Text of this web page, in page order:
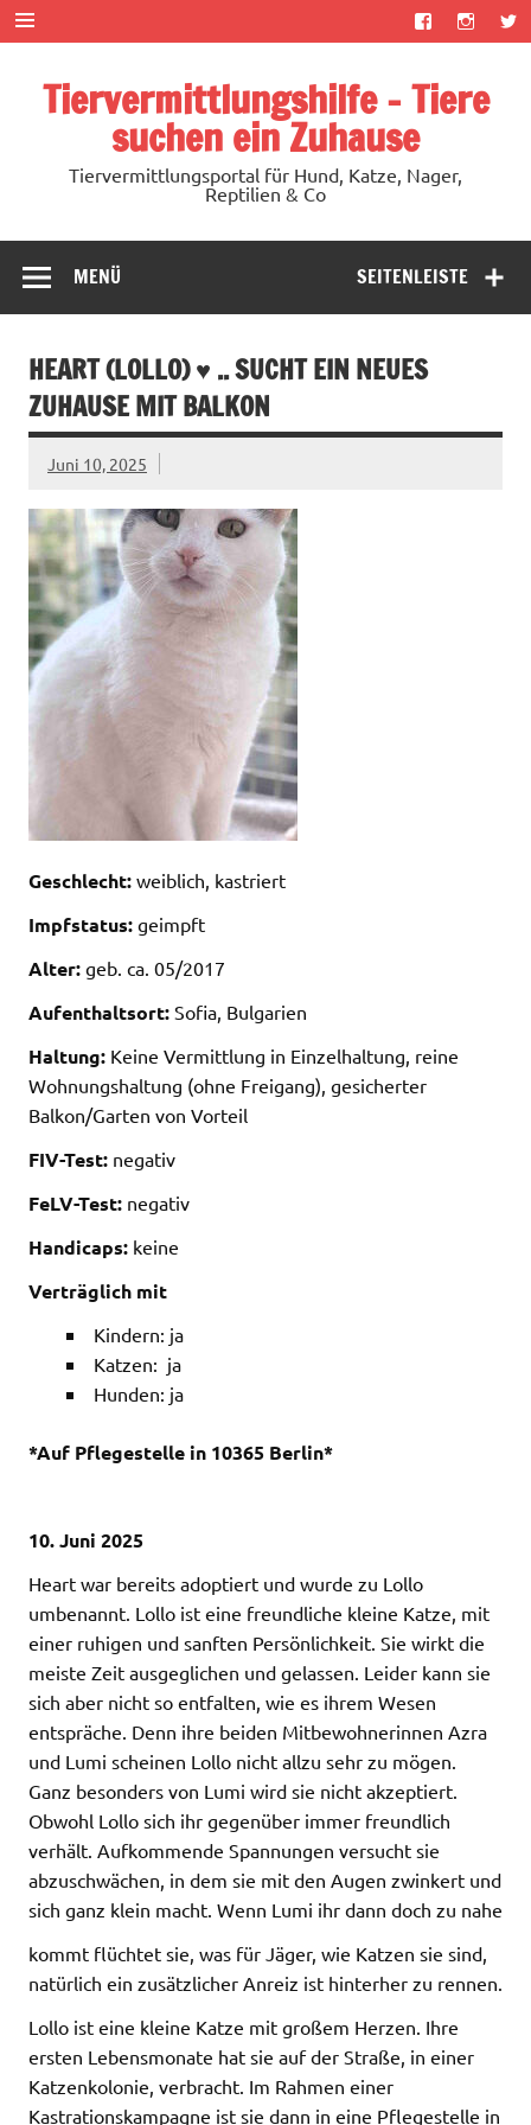
Zum
Inhalt
springen
Tiervermittlungshilfe – Tiere
suchen ein Zuhause
Tiervermittlungsportal für Hund, Katze, Nager,
Reptilien & Co
SEITENLEISTE
MENÜ
HEART (LOLLO) ♥ .. SUCHT EIN NEUES
ZUHAUSE MIT BALKON
Juni 10, 2025
Geschlecht: weiblich, kastriert
Impfstatus: geimpft
Alter: geb. ca. 05/2017
Aufenthaltsort: Sofia, Bulgarien
Haltung: Keine Vermittlung in Einzelhaltung, reine
Wohnungshaltung (ohne Freigang), gesicherter
Balkon/Garten von Vorteil
FIV-Test: negativ
FeLV-Test: negativ
Handicaps: keine
Verträglich mit
Kindern: ja
Katzen: ja
Hunden: ja
*Auf Pflegestelle in 10365 Berlin*
10. Juni 2025
Heart war bereits adoptiert und wurde zu Lollo
umbenannt. Lollo ist eine freundliche kleine Katze, mit
einer ruhigen und sanften Persönlichkeit. Sie wirkt die
meiste Zeit ausgeglichen und gelassen. Leider kann sie
sich aber nicht so entfalten, wie es ihrem Wesen
entspräche. Denn ihre beiden Mitbewohnerinnen Azra
und Lumi scheinen Lollo nicht allzu sehr zu mögen.
Ganz besonders von Lumi wird sie nicht akzeptiert.
Obwohl Lollo sich ihr gegenüber immer freundlich
verhält. Aufkommende Spannungen versucht sie
abzuschwächen, in dem sie mit den Augen zwinkert und
sich ganz klein macht. Wenn Lumi ihr dann doch zu nahe
kommt flüchtet sie, was für Jäger, wie Katzen sie sind,
natürlich ein zusätzlicher Anreiz ist hinterher zu rennen.
Lollo ist eine kleine Katze mit großem Herzen. Ihre
ersten Lebensmonate hat sie auf der Straße, in einer
Katzenkolonie, verbracht. Im Rahmen einer
Kastrationskampagne ist sie dann in eine Pflegestelle in